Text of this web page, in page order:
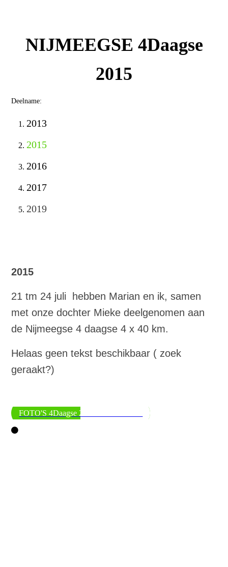
NIJMEEGSE 4Daagse
2015
Deelname:
2013
2015
2016
2017
2019
2015
21 tm 24 juli hebben Marian en ik, samen
met onze dochter Mieke deelgenomen aan
de Nijmeegse 4 daagse 4 x 40 km.
Helaas geen tekst beschikbaar ( zoek
geraakt?)
FOTO'S 4Daagse 2015 Marian en Jan